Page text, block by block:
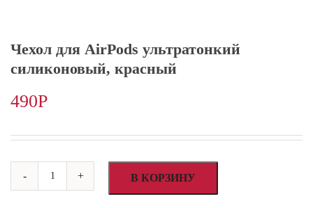
Чехол для AirPods ультратонкий
силиконовый, красный
490Р
+
Количество
товара
Чехол
- В КОРЗИНУ